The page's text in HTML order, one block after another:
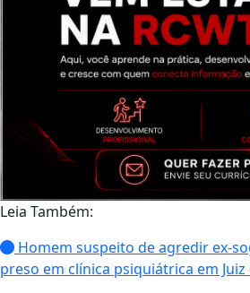
Leia Também:
Homem suspeito de agredir ex-
preso em clínica psiquiátrica em Juiz